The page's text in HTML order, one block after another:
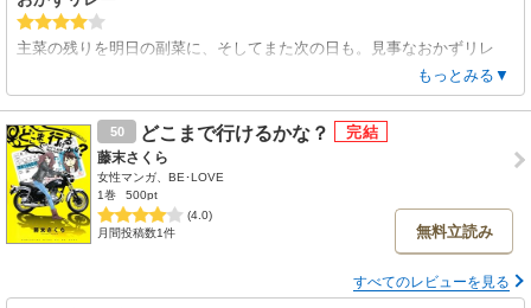
主菜の残りを明日の副菜に、そしてまた次の日も。見事なおかずリレ
ー。手軽にまねできそうなものばかりで、試してみたくなる。もっとみる▼
50 どこまで行けるかな？
藤末さくら
女性マンガ、BE･LOVE
1巻
500pt
(4.0)
月間投稿数1件
無料立読み
すべてのレビューを見る